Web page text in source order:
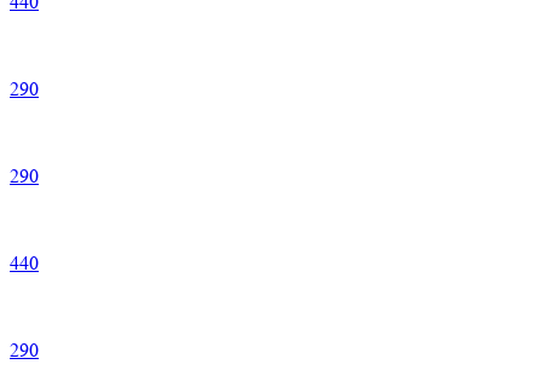
290
290
440
290